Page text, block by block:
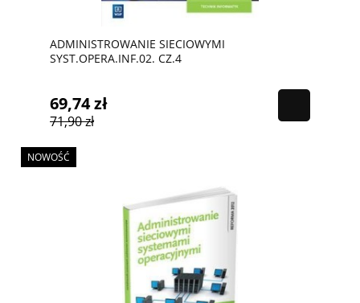
ADMINISTROWANIE SIECIOWYMI
SYST.OPERA.INF.02. CZ.4
69,74 zł
71,90 zł
NOWOŚĆ